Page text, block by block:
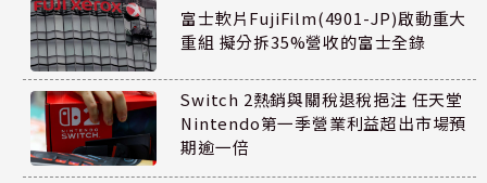
富士軟片FujiFilm(4901-JP)啟動重大
重組 擬分拆35%營收的富士全錄
Switch 2熱銷與關稅退稅挹注 任天堂
Nintendo第一季營業利益超出市場預
期逾一倍